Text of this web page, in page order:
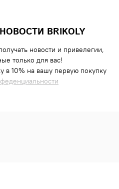
BRIKOLY
новости и привелегии,
только для вас!
в 10% на вашу первую покупку